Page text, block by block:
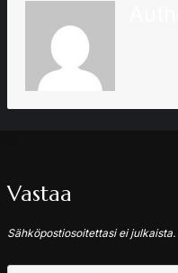
Vastaa
Sähköpostiosoitettasi ei julkaista.